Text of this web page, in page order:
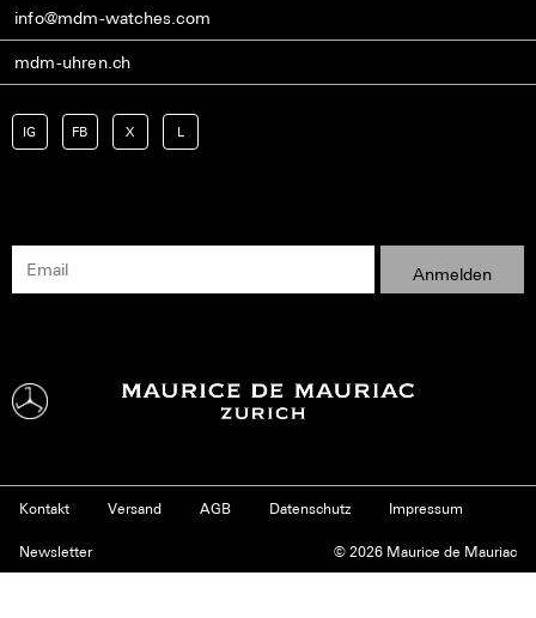
info@mdm-watches.com
mdm-uhren.ch
IG FB X L
Kontakt Versand AGB Datenschutz Impressum
Newsletter © 2026 Maurice de Mauriac